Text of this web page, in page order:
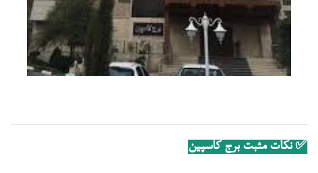
✅ نکات مثبت برج کاسپین